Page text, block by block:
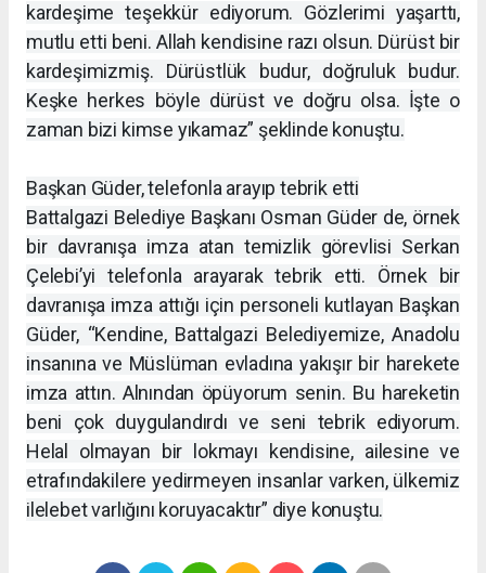
kardeşime teşekkür ediyorum. Gözlerimi yaşarttı,
mutlu etti beni. Allah kendisine razı olsun. Dürüst bir
kardeşimizmiş. Dürüstlük budur, doğruluk budur.
Keşke herkes böyle dürüst ve doğru olsa. İşte o
zaman bizi kimse yıkamaz” şeklinde konuştu.
Başkan Güder, telefonla arayıp tebrik etti
Battalgazi Belediye Başkanı Osman Güder de, örnek
bir davranışa imza atan temizlik görevlisi Serkan
Çelebi’yi telefonla arayarak tebrik etti. Örnek bir
davranışa imza attığı için personeli kutlayan Başkan
Güder, “Kendine, Battalgazi Belediyemize, Anadolu
insanına ve Müslüman evladına yakışır bir harekete
imza attın. Alnından öpüyorum senin. Bu hareketin
beni çok duygulandırdı ve seni tebrik ediyorum.
Helal olmayan bir lokmayı kendisine, ailesine ve
etrafındakilere yedirmeyen insanlar varken, ülkemiz
ilelebet varlığını koruyacaktır” diye konuştu.